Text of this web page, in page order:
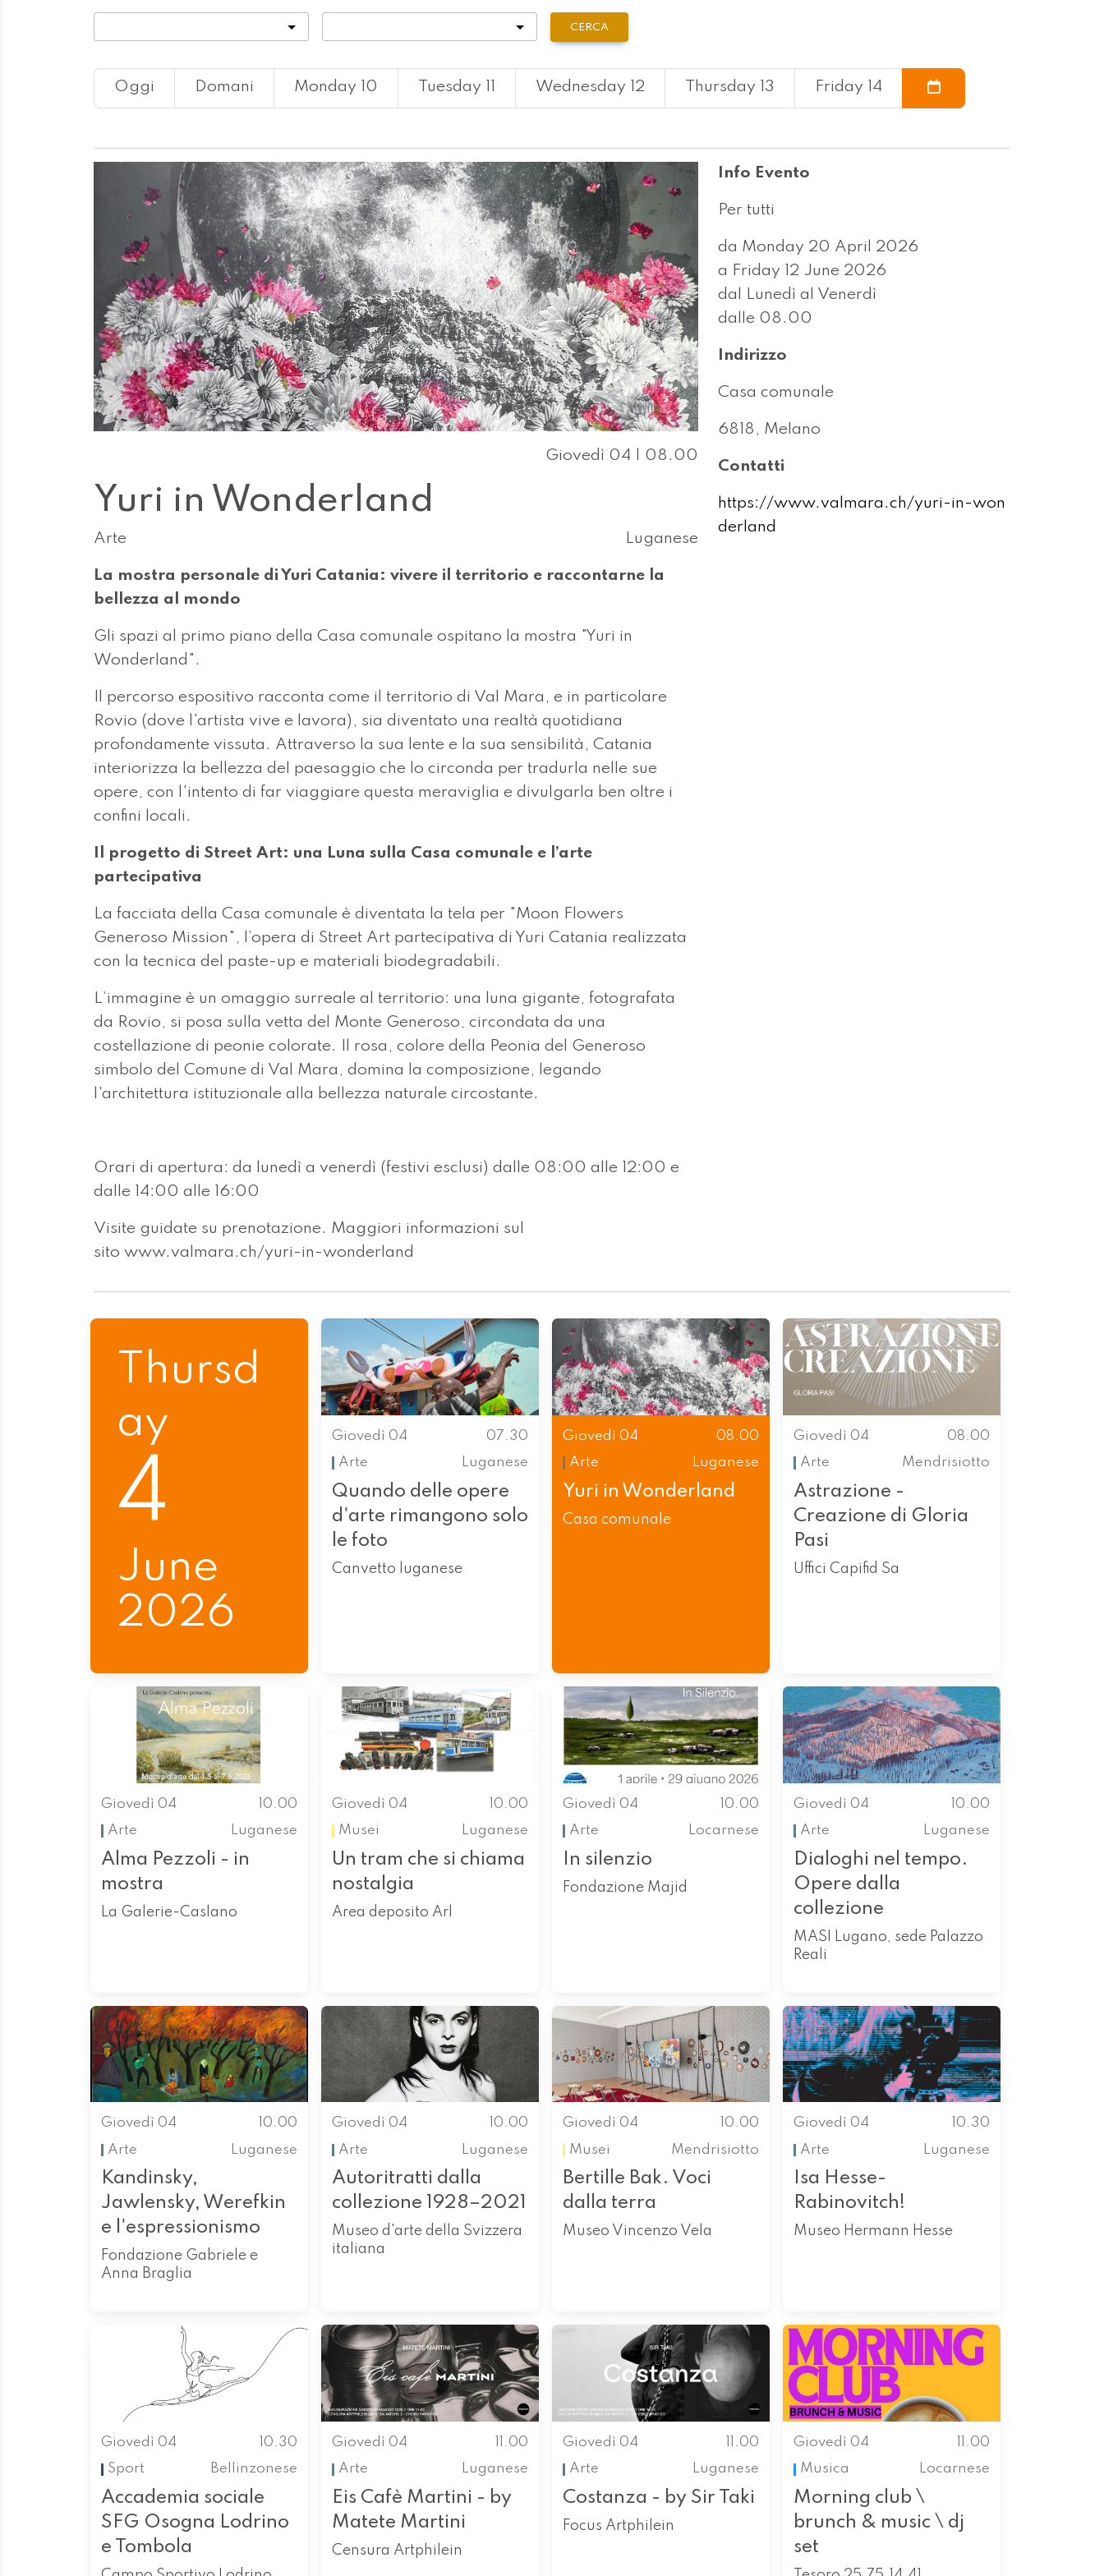
CERCA
Oggi Domani Monday 10 Tuesday 11 Wednesday 12 Thursday 13 Friday 14
Giovedì 04 | 08.00
Yuri in Wonderland
Arte Luganese
La mostra personale di Yuri Catania: vivere il territorio e raccontarne la
bellezza al mondo
Gli spazi al primo piano della Casa comunale ospitano la mostra "Yuri in
Wonderland".
Il percorso espositivo racconta come il territorio di Val Mara, e in particolare
Rovio (dove l'artista vive e lavora), sia diventato una realtà quotidiana
profondamente vissuta. Attraverso la sua lente e la sua sensibilità, Catania
interiorizza la bellezza del paesaggio che lo circonda per tradurla nelle sue
opere, con l'intento di far viaggiare questa meraviglia e divulgarla ben oltre i
confini locali.
Il progetto di Street Art: una Luna sulla Casa comunale e l’arte
partecipativa
La facciata della Casa comunale è diventata la tela per "Moon Flowers
Generoso Mission", l’opera di Street Art partecipativa di Yuri Catania realizzata
con la tecnica del paste-up e materiali biodegradabili.
L’immagine è un omaggio surreale al territorio: una luna gigante, fotografata
da Rovio, si posa sulla vetta del Monte Generoso, circondata da una
costellazione di peonie colorate. Il rosa, colore della Peonia del Generoso
simbolo del Comune di Val Mara, domina la composizione, legando
l'architettura istituzionale alla bellezza naturale circostante.
Orari di apertura: da lunedì a venerdì (festivi esclusi) dalle 08:00 alle 12:00 e
dalle 14:00 alle 16:00
Visite guidate su prenotazione. Maggiori informazioni sul
sito www.valmara.ch/yuri-in-wonderland
Info Evento
Per tutti
da Monday 20 April 2026
a Friday 12 June 2026
dal Lunedì al Venerdì
dalle 08.00
Indirizzo
Casa comunale
6818, Melano
Contatti
https://www.valmara.ch/yuri-in-won
derland
Thursd
ay
4
June
2026
Giovedì 04
07.30
Arte
Luganese
Quando delle opere
d'arte rimangono solo
le foto
Canvetto luganese
Giovedì 04
08.00
Arte
Luganese
Yuri in Wonderland
Casa comunale
Giovedì 04
08.00
Arte
Mendrisiotto
Astrazione -
Creazione di Gloria
Pasi
Uffici Capifid Sa
Giovedì 04
10.00
Arte
Luganese
Alma Pezzoli - in
mostra
La Galerie-Caslano
Giovedì 04
10.00
Musei
Luganese
Un tram che si chiama
nostalgia
Area deposito Arl
Giovedì 04
10.00
Arte
Locarnese
In silenzio
Fondazione Majid
Giovedì 04
10.00
Arte
Luganese
Dialoghi nel tempo.
Opere dalla
collezione
MASI Lugano, sede Palazzo
Reali
Giovedì 04
10.00
Arte
Luganese
Kandinsky,
Jawlensky, Werefkin
e l'espressionismo
Fondazione Gabriele e
Anna Braglia
Giovedì 04
10.00
Arte
Luganese
Autoritratti dalla
collezione 1928–2021
Museo d'arte della Svizzera
italiana
Giovedì 04
10.00
Musei
Mendrisiotto
Bertille Bak. Voci
dalla terra
Museo Vincenzo Vela
Giovedì 04
10.30
Arte
Luganese
Isa Hesse-
Rabinovitch!
Museo Hermann Hesse
Giovedì 04
10.30
Sport
Bellinzonese
Accademia sociale
SFG Osogna Lodrino
e Tombola
Giovedì 04
11.00
Arte
Luganese
Eis Cafè Martini - by
Matete Martini
Censura Artphilein
Giovedì 04
11.00
Arte
Luganese
Costanza - by Sir Taki
Focus Artphilein
Giovedì 04
11.00
Musica
Locarnese
Morning club \
brunch & music \ dj
set